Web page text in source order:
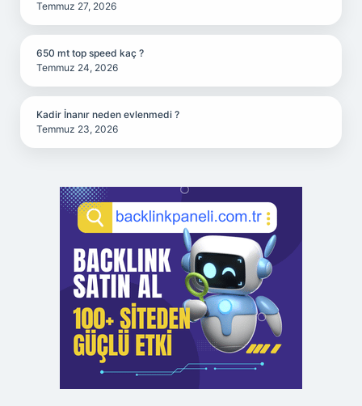
Temmuz 27, 2026
650 mt top speed kaç ?
Temmuz 24, 2026
Kadir İnanır neden evlenmedi ?
Temmuz 23, 2026